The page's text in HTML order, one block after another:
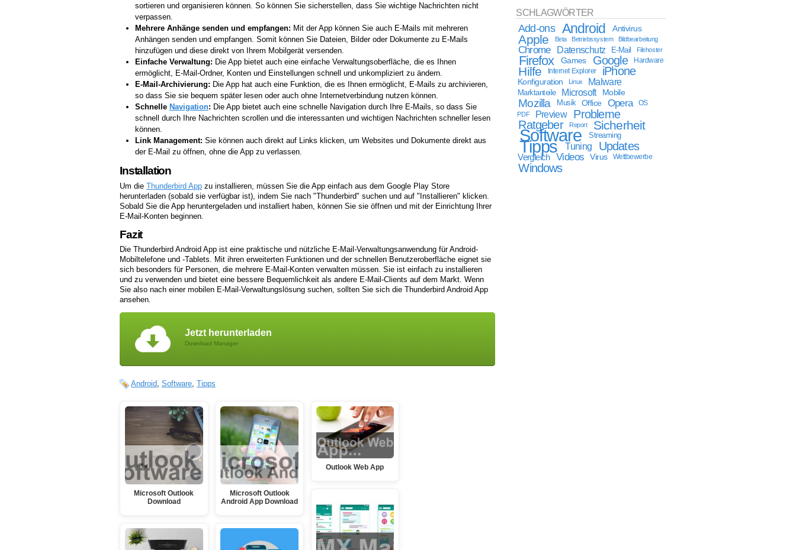
sortieren und organisieren können. So können Sie sicherstellen, dass Sie wichtige Nachrichten nicht
verpassen.
Mehrere Anhänge senden und empfangen: Mit der App können Sie auch E-Mails mit mehreren
Anhängen senden und empfangen. Somit können Sie Dateien, Bilder oder Dokumente zu E-Mails
hinzufügen und diese direkt von Ihrem Mobilgerät versenden.
Einfache Verwaltung: Die App bietet auch eine einfache Verwaltungsoberfläche, die es Ihnen
ermöglicht, E-Mail-Ordner, Konten und Einstellungen schnell und unkompliziert zu ändern.
E-Mail-Archivierung: Die App hat auch eine Funktion, die es Ihnen ermöglicht, E-Mails zu archivieren,
so dass Sie sie bequem später lesen oder auch ohne Internetverbindung nutzen können.
Schnelle Navigation: Die App bietet auch eine schnelle Navigation durch Ihre E-Mails, so dass Sie
schnell durch Ihre Nachrichten scrollen und die interessanten und wichtigen Nachrichten schneller lesen
können.
Link Management: Sie können auch direkt auf Links klicken, um Websites und Dokumente direkt aus
der E-Mail zu öffnen, ohne die App zu verlassen.
Installation
Um die Thunderbird App zu installieren, müssen Sie die App einfach aus dem Google Play Store
herunterladen (sobald sie verfügbar ist), indem Sie nach "Thunderbird" suchen und auf "Installieren" klicken.
Sobald Sie die App heruntergeladen und installiert haben, können Sie sie öffnen und mit der Einrichtung Ihrer
E-Mail-Konten beginnen.
Fazit
Die Thunderbird Android App ist eine praktische und nützliche E-Mail-Verwaltungsanwendung für Android-
Mobiltelefone und -Tablets. Mit ihren erweiterten Funktionen und der schnellen Benutzeroberfläche eignet sie
sich besonders für Personen, die mehrere E-Mail-Konten verwalten müssen. Sie ist einfach zu installieren
und zu verwenden und bietet eine bessere Bequemlichkeit als andere E-Mail-Clients auf dem Markt. Wenn
Sie also nach einer mobilen E-Mail-Verwaltungslösung suchen, sollten Sie sich die Thunderbird Android App
ansehen.
Jetzt herunterladen
Download Manager
Android, Software, Tipps
Microsoft Outlook
Download
Microsoft Outlook
Android App Download
Outlook Web App
SCHLAGWÖRTER
Add-ons Android Antivirus
Apple Beta Betriebssystem Bildbearbeitung
Chrome Datenschutz E-Mail Filehoster
Firefox Games Google Hardware
Hilfe Internet Explorer iPhone
Konfiguration Linux Malware
Marktanteile Microsoft Mobile
Mozilla Musik Office Opera
OS
PDF
Preview
Probleme
Ratgeber
Report Sicherheit
Software Streaming
Tipps Tuning Updates
Vergleich Videos Virus Wettbewerbe
Windows